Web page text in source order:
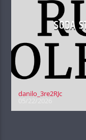
SODA
danilo_3re2RJc